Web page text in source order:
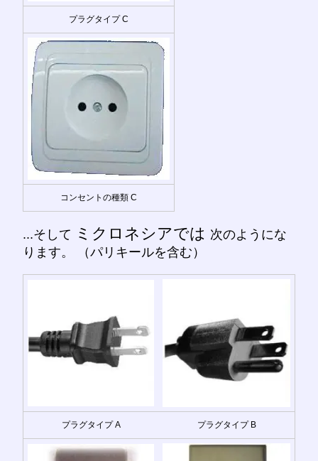
プラグタイプ C
コンセントの種類 C
...そして ミクロネシアでは 次のようにな
ります。 （パリキールを含む）
プラグタイプ A プラグタイプ B